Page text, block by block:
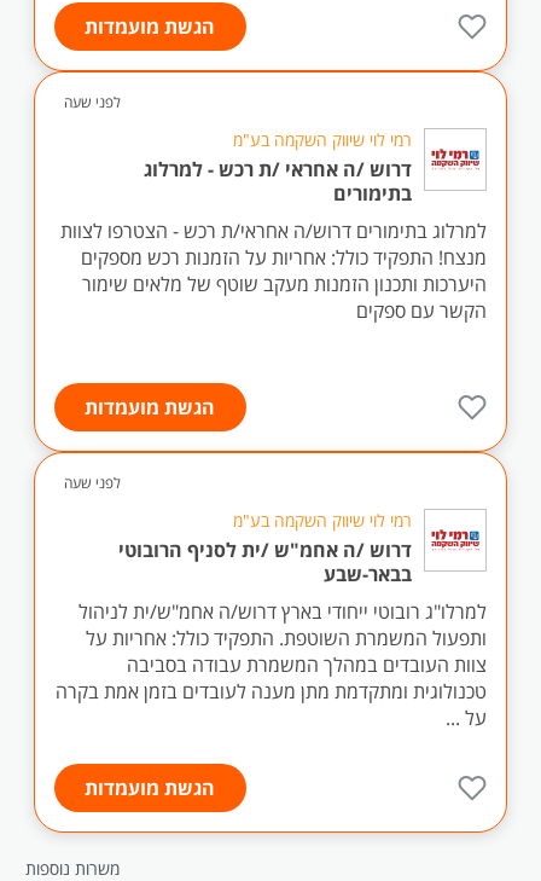
הגשת מועמדות
לפני שעה
רמי לוי שיווק השקמה בע"מ
דרוש /ה אחראי /ת רכש - למרלוג
בתימורים
למרלוג בתימורים דרוש/ה אחראי/ת רכש - הצטרפו לצוות
מנצח! התפקיד כולל: אחריות על הזמנות רכש מספקים
היערכות ותכנון הזמנות מעקב שוטף של מלאים שימור
הקשר עם ספקים
הגשת מועמדות
לפני שעה
רמי לוי שיווק השקמה בע"מ
דרוש /ה אחמ"ש /ית לסניף הרובוטי
בבאר-שבע
למרלו"ג רובוטי ייחודי בארץ דרוש/ה אחמ"ש/ית לניהול
ותפעול המשמרת השוטפת. התפקיד כולל: אחריות על
צוות העובדים במהלך המשמרת עבודה בסביבה
טכנולוגית ומתקדמת מתן מענה לעובדים בזמן אמת בקרה
על ...
הגשת מועמדות
משרות נוספות